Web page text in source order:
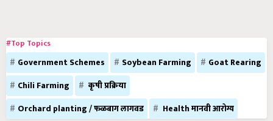
#Top Topics
Government Schemes Soybean Farming
Goat Rearing
Chili Farming
कृषी प्रक्रिया
Orchard planting / फळबाग लागवड
Health मानवी आरोग्य